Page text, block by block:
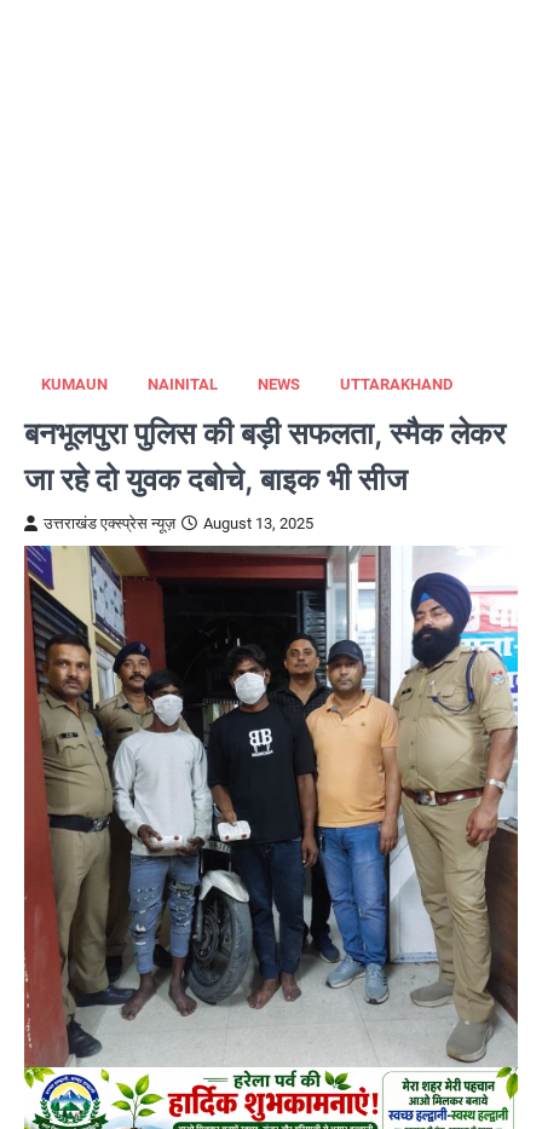
KUMAUN NAINITAL NEWS UTTARAKHAND
बनभूलपुरा पुलिस की बड़ी सफलता, स्मैक लेकर
जा रहे दो युवक दबोचे, बाइक भी सीज
उत्तराखंड एक्स्प्रेस न्यूज़ August 13, 2025